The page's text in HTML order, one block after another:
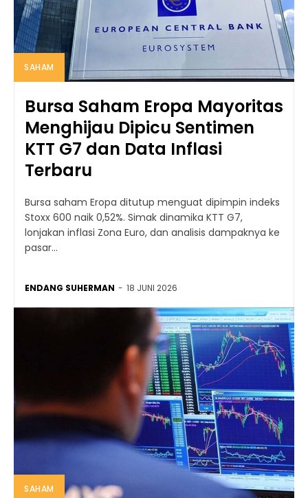
SAHAM
Bursa Saham Eropa Mayoritas
Menghijau Dipicu Sentimen
KTT G7 dan Data Inflasi
Terbaru
Bursa saham Eropa ditutup menguat dipimpin indeks
Stoxx 600 naik 0,52%. Simak dinamika KTT G7,
lonjakan inflasi Zona Euro, dan analisis dampaknya ke
pasar...
ENDANG SUHERMAN - 18 JUNI 2026
SAHAM